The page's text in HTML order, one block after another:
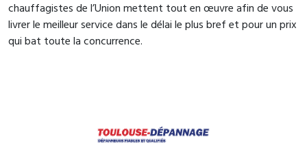
chauffagistes de l’Union mettent tout en œuvre afin de vous
livrer le meilleur service dans le délai le plus bref et pour un prix
qui bat toute la concurrence.